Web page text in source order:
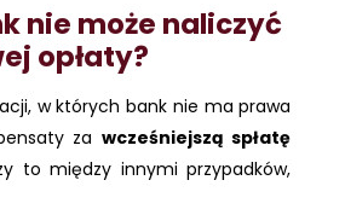
nie może naliczyć
opłaty?
w których bank nie ma prawa
za wcześniejszą spłatę
to między innymi przypadków,